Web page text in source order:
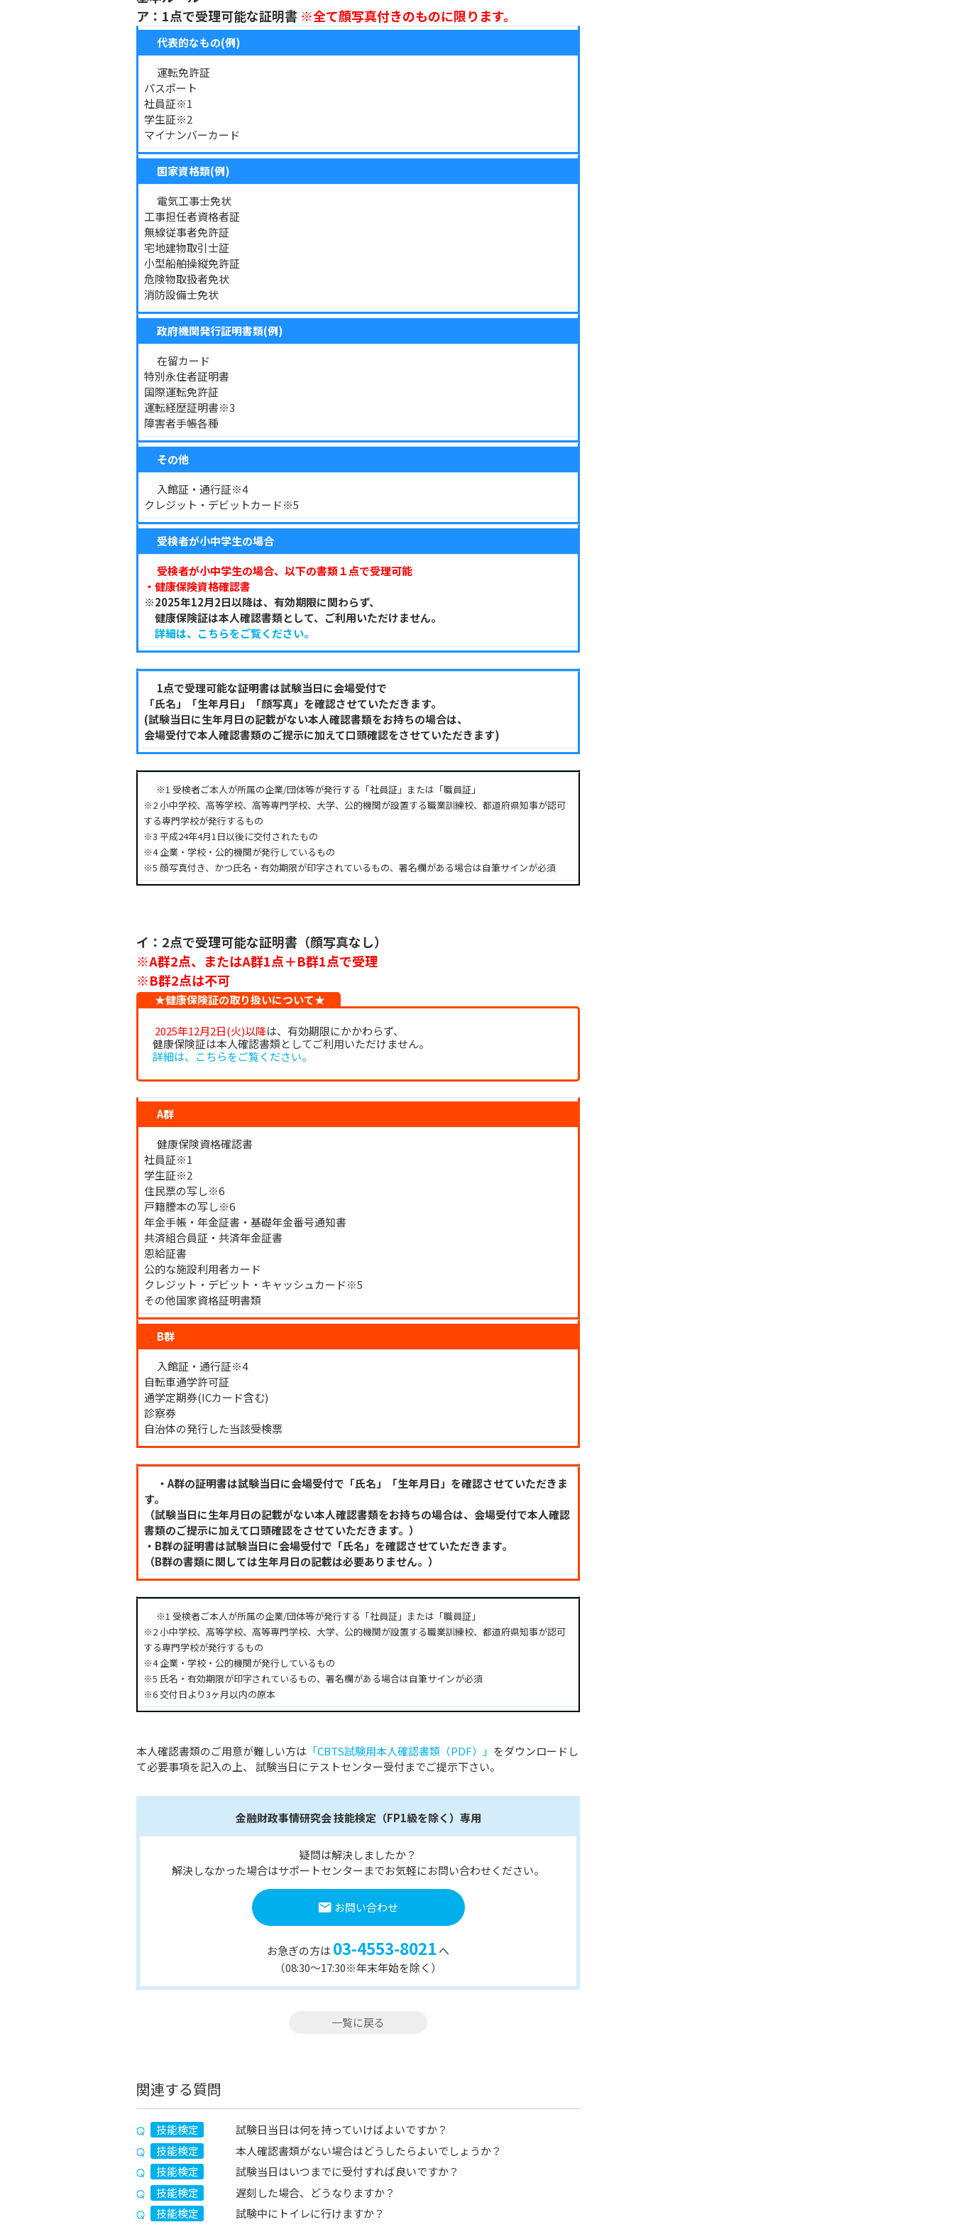
ア：1点で受理可能な証明書 ※全て顔写真付きのものに限ります。
代表的なもの(例)
運転免許証
パスポート
社員証※1
学生証※2
マイナンバーカード
国家資格類(例)
電気工事士免状
工事担任者資格者証
無線従事者免許証
宅地建物取引士証
小型船舶操縦免許証
危険物取扱者免状
消防設備士免状
政府機関発行証明書類(例)
在留カード
特別永住者証明書
国際運転免許証
運転経歴証明書※3
障害者手帳各種
その他
入館証・通行証※4
クレジット・デビットカード※5
受検者が小中学生の場合
受検者が小中学生の場合、以下の書類１点で受理可能
・健康保険資格確認書
※2025年12月2日以降は、有効期限に関わらず、
健康保険証は本人確認書類として、ご利用いただけません。
詳細は、こちらをご覧ください。
1点で受理可能な証明書は試験当日に会場受付で
「氏名」「生年月日」「顔写真」を確認させていただきます。
(試験当日に生年月日の記載がない本人確認書類をお持ちの場合は、
会場受付で本人確認書類のご提示に加えて口頭確認をさせていただきます)
※1 受検者ご本人が所属の企業/団体等が発行する「社員証」または「職員証」
※2 小中学校、高等学校、高等専門学校、大学、公的機関が設置する職業訓練校、都道府県知事が認可
する専門学校が発行するもの
※3 平成24年4月1日以後に交付されたもの
※4 企業・学校・公的機関が発行しているもの
※5 顔写真付き、かつ氏名・有効期限が印字されているもの、署名欄がある場合は自筆サインが必須
イ：2点で受理可能な証明書（顔写真なし）
※A群2点、またはA群1点＋B群1点で受理
※B群2点は不可
★健康保険証の取り扱いについて★
2025年12月2日(火)以降は、有効期限にかかわらず、
健康保険証は本人確認書類としてご利用いただけません。
詳細は、こちらをご覧ください。
A群
健康保険資格確認書
社員証※1
学生証※2
住民票の写し※6
戸籍謄本の写し※6
年金手帳・年金証書・基礎年金番号通知書
共済組合員証・共済年金証書
恩給証書
公的な施設利用者カード
クレジット・デビット・キャッシュカード※5
その他国家資格証明書類
B群
入館証・通行証※4
自転車通学許可証
通学定期券(ICカード含む)
診察券
自治体の発行した当該受検票
・A群の証明書は試験当日に会場受付で「氏名」「生年月日」を確認させていただきま
す。
（試験当日に生年月日の記載がない本人確認書類をお持ちの場合は、会場受付で本人確認
書類のご提示に加えて口頭確認をさせていただきます。）
・B群の証明書は試験当日に会場受付で「氏名」を確認させていただきます。
（B群の書類に関しては生年月日の記載は必要ありません。）
※1 受検者ご本人が所属の企業/団体等が発行する「社員証」または「職員証」
※2 小中学校、高等学校、高等専門学校、大学、公的機関が設置する職業訓練校、都道府県知事が認可
する専門学校が発行するもの
※4 企業・学校・公的機関が発行しているもの
※5 氏名・有効期限が印字されているもの、署名欄がある場合は自筆サインが必須
※6 交付日より3ヶ月以内の原本
本人確認書類のご用意が難しい方は 「CBTS試験用本人確認書類（PDF）」 をダウンロードし
て必要事項を記入の上、 試験当日にテストセンター受付までご提示下さい。
金融財政事情研究会 技能検定（FP1級を除く）専用
疑問は解決しましたか？
解決しなかった場合はサポートセンターまでお気軽にお問い合わせください。
お問い合わせ
お急ぎの方は 03-4553-8021 へ
（08:30〜17:30※年末年始を除く）
一覧に戻る
関連する質問
技能検定
試験日当日は何を持っていけばよいですか？
技能検定
本人確認書類がない場合はどうしたらよいでしょうか？
技能検定
試験当日はいつまでに受付すれば良いですか？
技能検定
遅刻した場合、どうなりますか？
技能検定
試験中にトイレに行けますか？